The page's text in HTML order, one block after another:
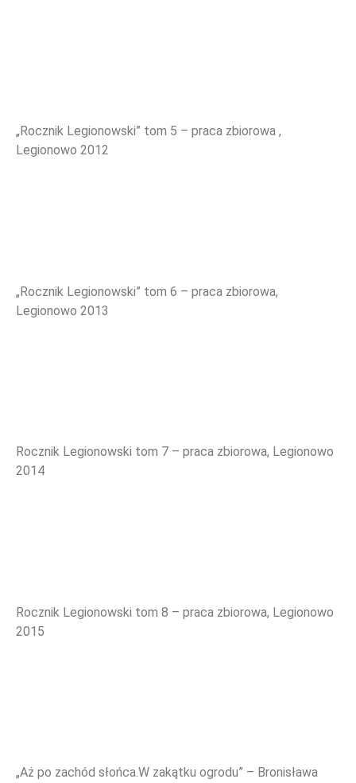
„Rocznik Legionowski” tom 5 – praca zbiorowa ,
Legionowo 2012
„Rocznik Legionowski” tom 6 – praca zbiorowa,
Legionowo 2013
Rocznik Legionowski tom 7 – praca zbiorowa, Legionowo
2014
Rocznik Legionowski tom 8 – praca zbiorowa, Legionowo
2015
„Aż po zachód słońca.W zakątku ogrodu” – Bronisława